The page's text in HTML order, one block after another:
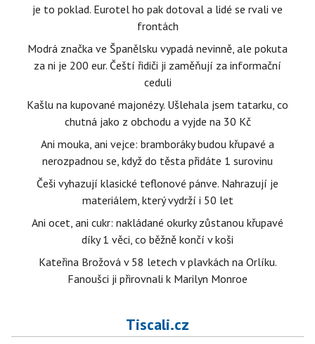
je to poklad. Eurotel ho pak dotoval a lidé se rvali ve
frontách
Modrá značka ve Španělsku vypadá nevinně, ale pokuta
za ni je 200 eur. Čeští řidiči ji zaměňují za informační
ceduli
Kašlu na kupované majonézy. Ušlehala jsem tatarku, co
chutná jako z obchodu a vyjde na 30 Kč
Ani mouka, ani vejce: bramboráky budou křupavé a
nerozpadnou se, když do těsta přidáte 1 surovinu
Češi vyhazují klasické teflonové pánve. Nahrazují je
materiálem, který vydrží i 50 let
Ani ocet, ani cukr: nakládané okurky zůstanou křupavé
díky 1 věci, co běžně končí v koši
Kateřina Brožová v 58 letech v plavkách na Orlíku.
Fanoušci ji přirovnali k Marilyn Monroe
Tiscali.cz